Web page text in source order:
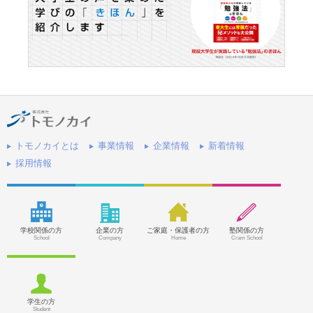
トモノカイとは 事業情報 企業情報
新着情報
採用情報
学校関係の方
School
企業の方
Company
ご家庭・保護者の方
Home
塾関係の方
Cram School
学生の方
Student